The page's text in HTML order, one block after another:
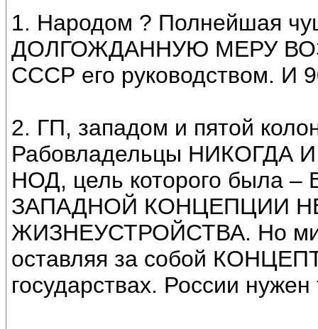
1. Народом ? Полнейшая
ДОЛГОЖДАННУЮ МЕРУ
СССР его руководством. И
2. ГП, западом и пятой
Рабовладельцы
НОД, цель которого была
ЗАПАДНОЙ КОНЦЕПЦИИ
ЖИЗНЕУСТРОЙСТВА. Но
оставляя за собой
государствах. России